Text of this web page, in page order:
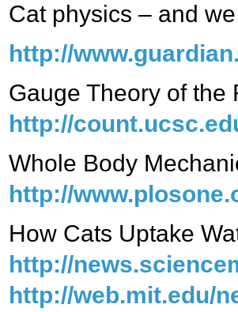
Cat physics – and
http://
Gauge Theory of the
http://
Whole Body
http://
How Cats Uptake
http://
http://web.mit.edu/